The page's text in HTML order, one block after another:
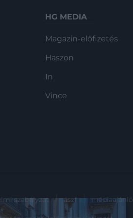
HG MEDIA
Magazin-előfizetés
Haszon
In
Vince
szabályzat ászf médiaajánló